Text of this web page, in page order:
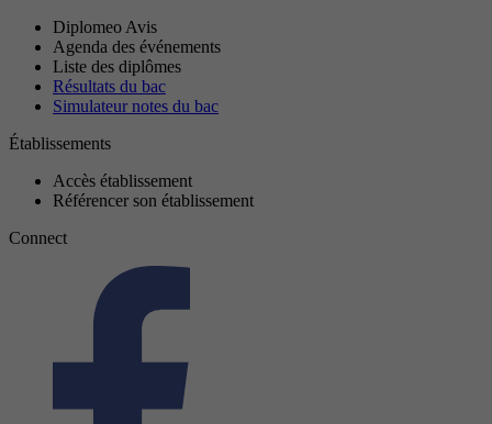
Diplomeo Avis
Agenda des événements
Liste des diplômes
Résultats du bac
Simulateur notes du bac
Établissements
Accès établissement
Référencer son établissement
Connect